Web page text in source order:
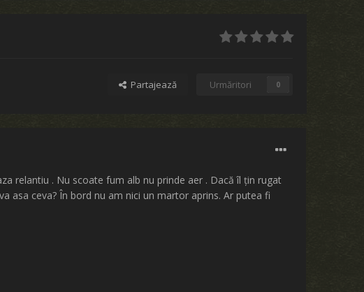
Partajează Urmăritori 0
relantiu . Nu scoate fum alb nu prinde aer . Dacă îl țin rugat
asa ceva? În bord nu am nici un martor aprins. Ar putea fi